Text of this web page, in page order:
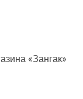
«Зангак»